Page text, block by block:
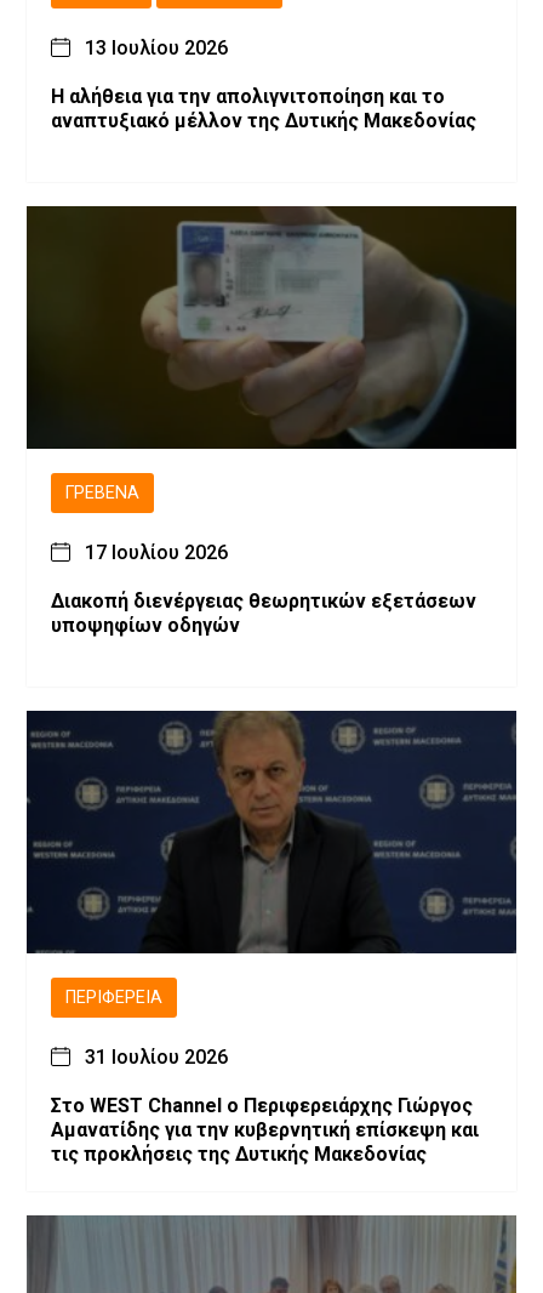
13 Ιουλίου 2026
Η αλήθεια για την απολιγνιτοποίηση και το
αναπτυξιακό μέλλον της Δυτικής Μακεδονίας
ΓΡΕΒΕΝΆ
17 Ιουλίου 2026
Διακοπή διενέργειας θεωρητικών εξετάσεων
υποψηφίων οδηγών
ΠΕΡΙΦΈΡΕΙΑ
31 Ιουλίου 2026
Στο WEST Channel ο Περιφερειάρχης Γιώργος
Αμανατίδης για την κυβερνητική επίσκεψη και
τις προκλήσεις της Δυτικής Μακεδονίας